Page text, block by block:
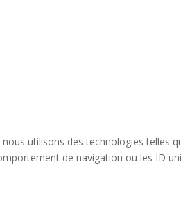
utilisons des technologies
de navigation ou les ID